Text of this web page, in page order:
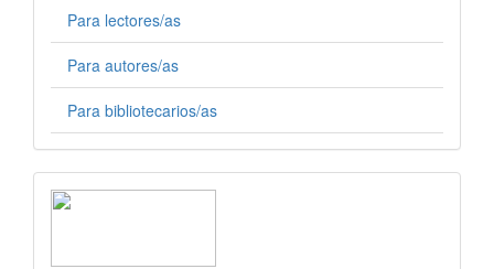
Para lectores/as
Para autores/as
Para bibliotecarios/as